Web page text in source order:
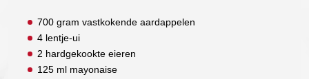
700 gram vastkokende aardappelen
4 lentje-ui
2 hardgekookte eieren
125 ml mayonaise